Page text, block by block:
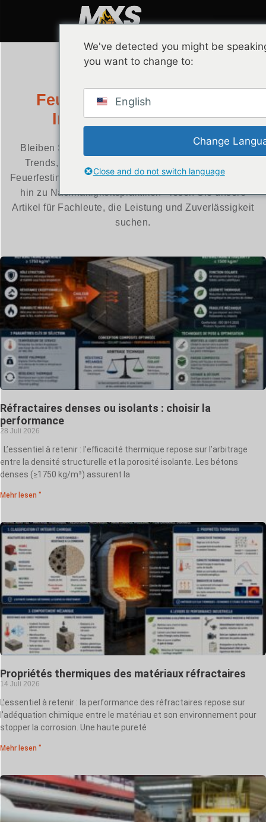
Feuerfeste Einblicke und
Industrienachrichten
Bleiben Sie auf dem Laufenden über die neuesten
Trends, Innovationen und Expertenwissen in der
Feuerfestindustrie. Von technischen Entwicklungen bis
hin zu Nachhaltigkeitspraktiken - lesen Sie unsere
Artikel für Fachleute, die Leistung und Zuverlässigkeit
suchen.
Réfractaires denses ou isolants : choisir la
performance
28 Juli 2026
L’essentiel à retenir : l’efficacité thermique repose sur l’arbitrage
entre la densité structurelle et la porosité isolante. Les bétons
denses (≥1750 kg/m³) assurent la
Mehr lesen "
Propriétés thermiques des matériaux réfractaires
14 Juli 2026
L’essentiel à retenir : la performance des réfractaires repose sur
l’adéquation chimique entre le matériau et son environnement pour
stopper la corrosion. Une haute pureté
Mehr lesen "
We've detected you might be
you want to change to:
English
Change
Close and do not switch language